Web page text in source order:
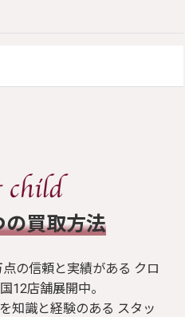
の買取方法
の信頼と実績がある クロ
12店舗展開中。
知識と経験のある スタッ